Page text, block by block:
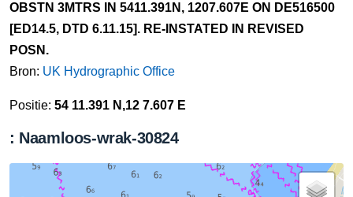
OBSTN 3MTRS IN 5411.391N, 1207.607E ON DE516500
[ED14.5, DTD 6.11.15]. RE-INSTATED IN REVISED
POSN.
Bron: UK Hydrographic Office
Positie: 54 11.391 N,12 7.607 E
: Naamloos-wrak-30824